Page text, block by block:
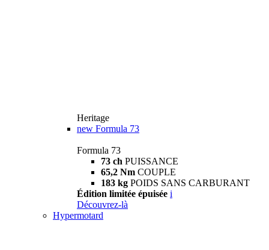
Heritage
new Formula 73
Formula 73
73 ch PUISSANCE
65,2 Nm COUPLE
183 kg POIDS SANS CARBURANT
Édition limitée épuisée i
Découvrez-là
Hypermotard